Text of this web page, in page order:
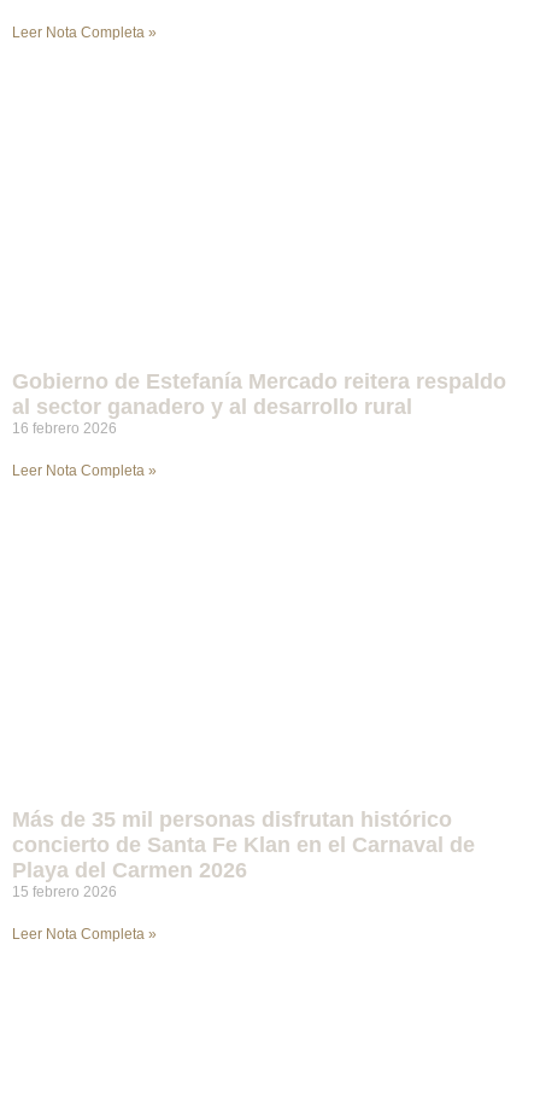
Leer Nota Completa »
Gobierno de Estefanía Mercado reitera respaldo
al sector ganadero y al desarrollo rural
16 febrero 2026
Leer Nota Completa »
Más de 35 mil personas disfrutan histórico
concierto de Santa Fe Klan en el Carnaval de
Playa del Carmen 2026
15 febrero 2026
Leer Nota Completa »